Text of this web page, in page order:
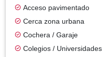
Acceso pavimentado
Cerca zona urbana
Cochera / Garaje
Colegios / Universidades